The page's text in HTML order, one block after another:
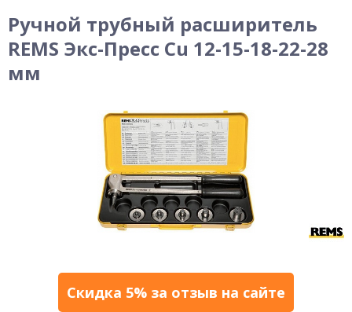
Ручной трубный расширитель
REMS Экс-Пресс Cu 12-15-18-22-28
мм
Скидка 5% за отзыв на сайте